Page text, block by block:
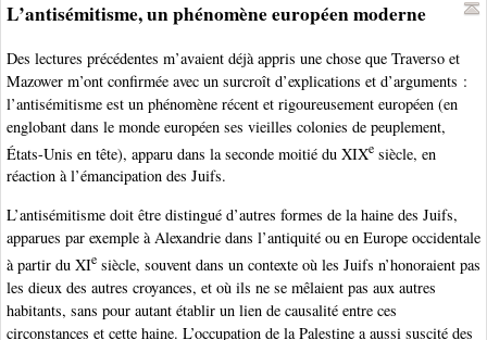
L’antisémitisme, un phénomène européen moderne
Des lectures précédentes m’avaient déjà appris une chose que Traverso et
Mazower m’ont confirmée avec un surcroît d’explications et d’arguments :
l’antisémitisme est un phénomène récent et rigoureusement européen (en
englobant dans le monde européen ses vieilles colonies de peuplement,
États-Unis en tête), apparu dans la seconde moitié du XIXe siècle, en
réaction à l’émancipation des Juifs.
L’antisémitisme doit être distingué d’autres formes de la haine des Juifs,
apparues par exemple à Alexandrie dans l’antiquité ou en Europe occidentale
à partir du XIe siècle, souvent dans un contexte où les Juifs n’honoraient pas
les dieux des autres croyances, et où ils ne se mêlaient pas aux autres
habitants, sans pour autant établir un lien de causalité entre ces
circonstances et cette haine. L’occupation de la Palestine a aussi suscité des